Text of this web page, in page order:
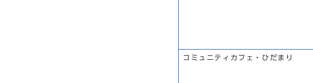
コミュニティカフェ・ひだまり